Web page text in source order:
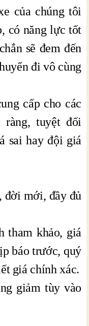
của chúng tôi
có năng lực tốt
sẽ đem đến
đi vô cùng
cấp cho các
tuyệt đối
sai hay đội giá
đời mới, đầy đủ
tham khảo, giá
báo trước, quý
giá chính xác.
giảm tùy vào